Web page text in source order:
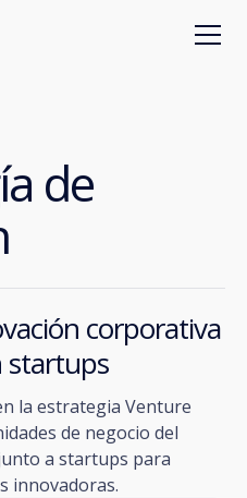
de
corporativa
startups
la estrategia Venture
de negocio del
a startups para
innovadoras.